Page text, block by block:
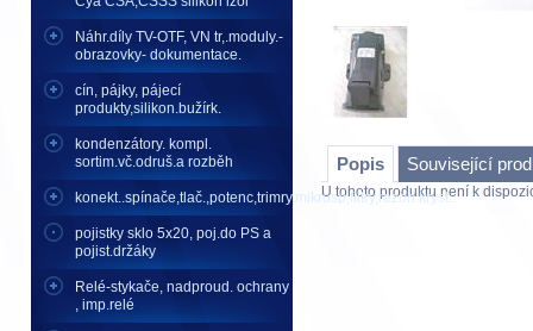
Náhr.díly TV-OTF, VN tr,.moduly.-
obrazovky- dokumentace.
cín, pájky, pájecí
produkty,silikon.bužírk.
kondenzátory. kompl.
sortim.vč.odruš.a rozběh
konekt..spínače,tlač.,potenc,trimry,mikrosp,filtry,rezon.kryst..
pojistky sklo 5x20, poj.do PS a
pojist.držáky
Relé-stykače, nadproud. ochrany
, imp.relé
Popis Související
U tohoto produktu není k